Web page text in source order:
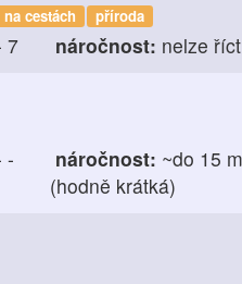
na cestách příroda
7 náročnost: nelze říct
- náročnost: ~do 15
(hodně krátká)